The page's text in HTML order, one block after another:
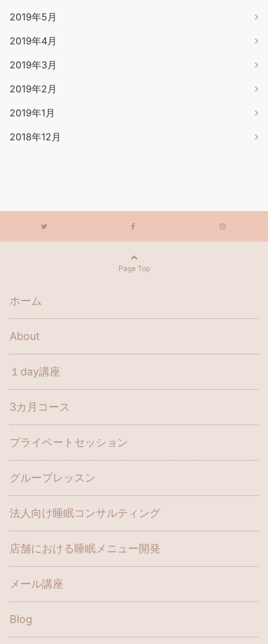
2019年5月
2019年4月
2019年3月
2019年2月
2019年1月
2018年12月
Page Top
ホーム
About
１day講座
3カ月コース
プライベートセッション
グループレッスン
法人向け睡眠コンサルティング
店舗における睡眠メニュー開発
メール講座
Blog